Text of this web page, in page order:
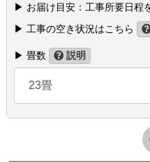
▶ お届け目安：工事所要日程
▶ 工事の空き状況はこちら
▶ 畳数 説明
23畳